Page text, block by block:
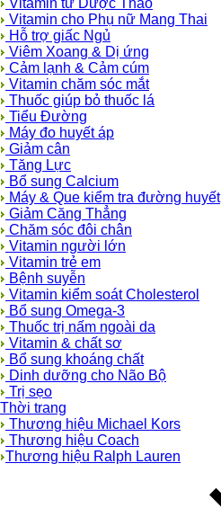
Vitamin cho Phụ nữ Mang Thai
Hỗ trợ giấc Ngủ
Viêm Xoang & Dị ứng
Cảm lạnh & Cảm cúm
Vitamin chăm sóc mắt
Thuốc giúp bỏ thuốc lá
Tiểu Đường
Máy đo huyết áp
Giảm cân
Tăng Lực
Bổ sung Calcium
Máy & Que kiểm tra đường huyết
Giảm Căng Thẳng
Chăm sóc đôi chân
Vitamin người lớn
Vitamin trẻ em
Bệnh suyễn
Vitamin kiểm soát Cholesterol
Bổ sung Omega-3
Thuốc trị nấm ngoài da
Vitamin & chất sơ
Bổ sung khoáng chất
Dinh dưỡng cho Não Bộ
Trị sẹo
Thời trang
Thương hiệu Michael Kors
Thương hiệu Coach
Thương hiệu Ralph Lauren